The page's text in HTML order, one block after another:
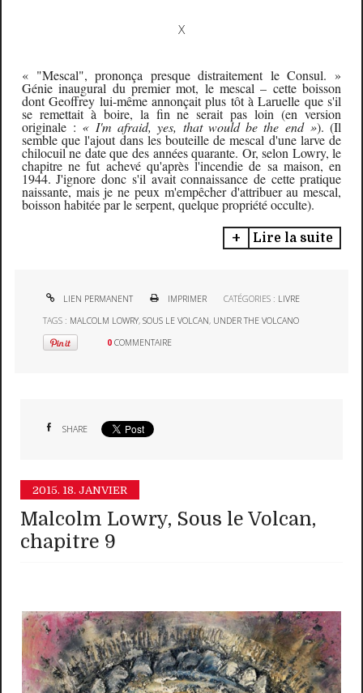
X
« "Mescal", prononça presque distraitement le Consul. »
Génie inaugural du premier mot, le mescal – cette boisson
dont Geoffrey lui-même annonçait plus tôt à Laruelle que s'il
se remettait à boire, la fin ne serait pas loin (en version
originale : « I'm afraid, yes, that would be the end »). (Il
semble quel'ajout dans les bouteille de mescal d'une larve de
chilocuil ne date que des années quarante. Or, selon Lowry, le
chapitre ne fut achevé qu'après l'incendie de sa maison, en
1944. J'ignoredonc s'il avait connaissance de cette pratique
naissante, mais je ne peux m'empêcher d'attribuer au mescal,
boisson habitée parle serpent, quelque propriété occulte).
Lire la suite
LIEN PERMANENT IMPRIMER CATÉGORIES : LIVRE
TAGS : MALCOLM LOWRY,SOUS LE VOLCAN, UNDER THE VOLCANO
0 COMMENTAIRE
SHARE
2015. 18. JANVIER
Malcolm Lowry, Sous le Volcan,
chapitre 9